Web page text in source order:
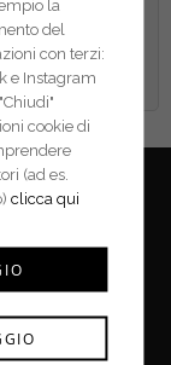
Stivere (MN)
la
del
con terzi:
e Instagram
cookie di
(ad es.
clicca qui